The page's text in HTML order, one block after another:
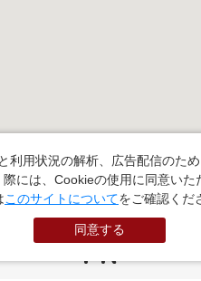
PR
利用状況の解析、広告配信のた
には、Cookieの使用に同意いた
このサイトについてをご確認くだ
同意する